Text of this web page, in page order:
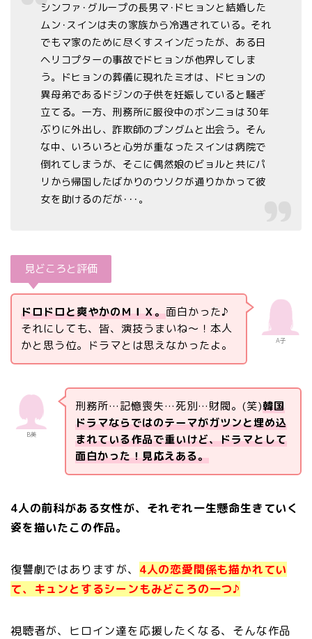
シンファ･グループの長男マ･ドヒョンと結婚した
ムン･スインは夫の家族から冷遇されている。それ
でもマ家のために尽くすスインだったが、ある日
ヘリコプターの事故でドヒョンが他界してしま
う。ドヒョンの葬儀に現れたミオは、ドヒョンの
異母弟であるドジンの子供を妊娠していると騒ぎ
立てる。一方、刑務所に服役中のボンニョは30年
ぶりに外出し、詐欺師のプングムと出会う。そん
な中、いろいろと心労が重なったスインは病院で
倒れてしまうが、そこに偶然娘のビョルと共にパ
リから帰国したばかりのウソクが通りかかって彼
女を助けるのだが･･･。
見どころと評価
A子
ドロドロと爽やかのＭＩＸ。面白かった♪
それにしても、皆、演技うまいね～！本人
かと思う位。ドラマとは思えなかったよ。
B美
刑務所…記憶喪失…死別…財閥。(笑)韓国
ドラマならではのテーマがガツンと埋め込
まれている作品で重いけど、ドラマとして
面白かった！見応えある。
4人の前科がある女性が、それぞれ一生懸命生きていく
姿を描いたこの作品。
復讐劇ではありますが、 4人の恋愛関係も描かれてい
て、キュンとするシーンもみどころの一つ♪
視聴者が、ヒロイン達を応援したくなる、そんな作品